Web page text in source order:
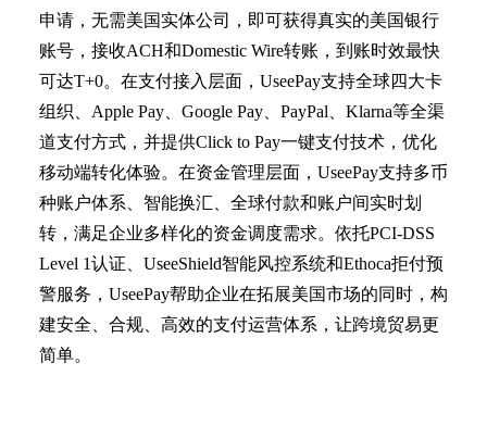
申请，无需美国实体公司，即可获得真实的美国银行
账号，接收ACH和Domestic Wire转账，到账时效最快
可达T+0。在支付接入层面，UseePay支持全球四大卡
组织、Apple Pay、Google Pay、PayPal、Klarna等全渠
道支付方式，并提供Click to Pay一键支付技术，优化
移动端转化体验。在资金管理层面，UseePay支持多币
种账户体系、智能换汇、全球付款和账户间实时划
转，满足企业多样化的资金调度需求。依托PCI-DSS
Level 1认证、UseeShield智能风控系统和Ethoca拒付预
警服务，UseePay帮助企业在拓展美国市场的同时，构
建安全、合规、高效的支付运营体系，让跨境贸易更
简单。